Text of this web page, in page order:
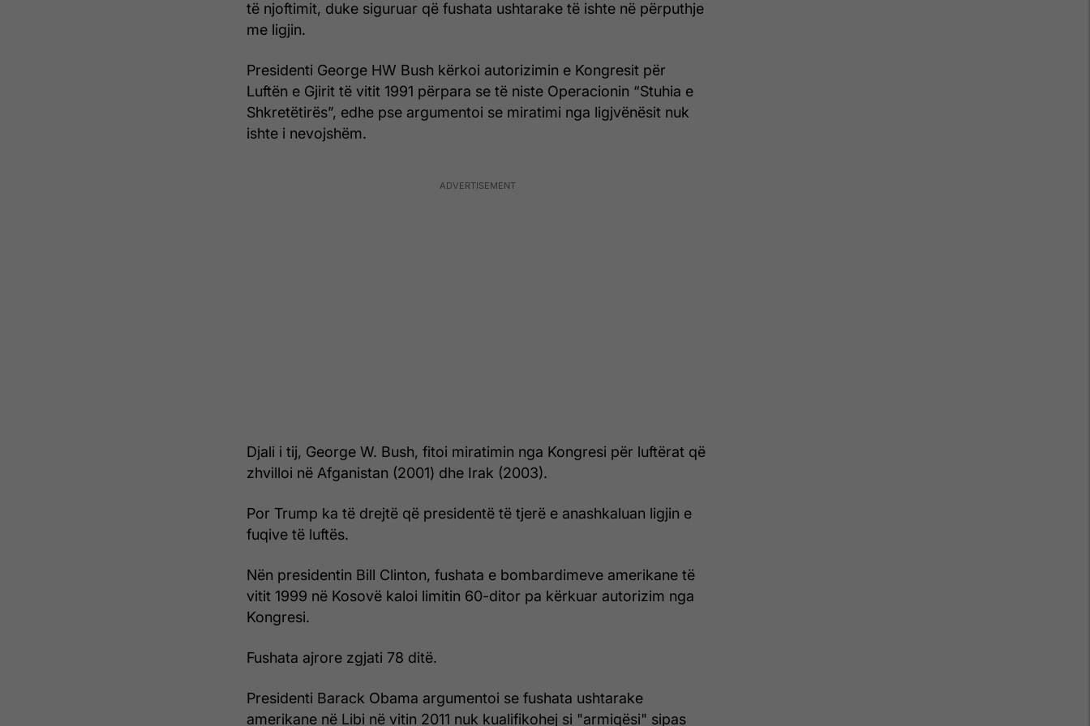
të njoftimit, duke siguruar që fushata ushtarake të ishte në përputhje
me ligjin.
Presidenti George HW Bush kërkoi autorizimin e Kongresit për
Luftën e Gjirit të vitit 1991 përpara se të niste Operacionin “Stuhia e
Shkretëtirës”, edhe pse argumentoi se miratimi nga ligjvënësit nuk
ishte i nevojshëm.
Djali i tij, George W. Bush, fitoi miratimin nga Kongresi për luftërat që
zhvilloi në Afganistan (2001) dhe Irak (2003).
Por Trump ka të drejtë që presidentë të tjerë e anashkaluan ligjin e
fuqive të luftës.
Nën presidentin Bill Clinton, fushata e bombardimeve amerikane të
vitit 1999 në Kosovë kaloi limitin 60-ditor pa kërkuar autorizim nga
Kongresi.
Fushata ajrore zgjati 78 ditë.
Presidenti Barack Obama argumentoi se fushata ushtarake
amerikane në Libi në vitin 2011 nuk kualifikohej si "armiqësi" sipas